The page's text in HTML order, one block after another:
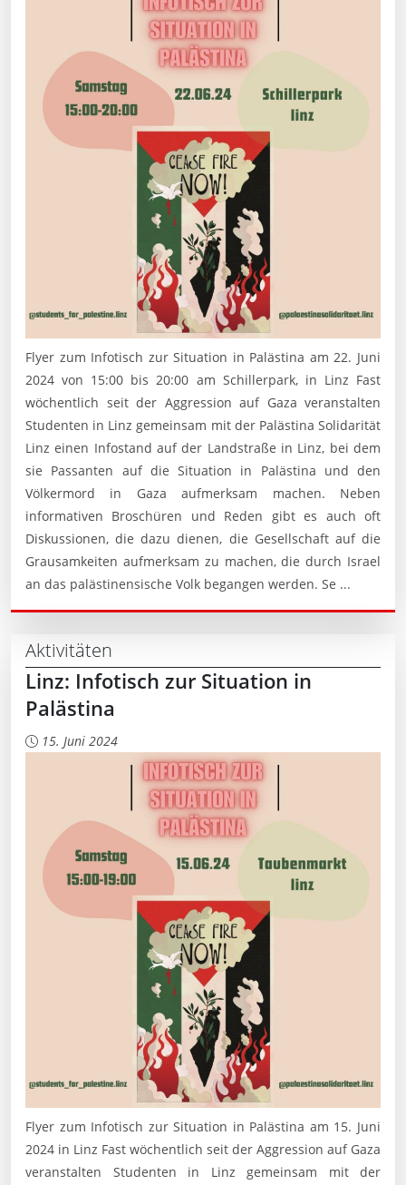
Flyer zum Infotisch zur Situation in Palästina am 22. Juni
2024 von 15:00 bis 20:00 am Schillerpark, in Linz Fast
wöchentlich seit der Aggression auf Gaza veranstalten
Studenten in Linz gemeinsam mit der Palästina Solidarität
Linz einen Infostand auf der Landstraße in Linz, bei dem
sie Passanten auf die Situation in Palästina und den
Völkermord in Gaza aufmerksam machen. Neben
informativen Broschüren und Reden gibt es auch oft
Diskussionen, die dazu dienen, die Gesellschaft auf die
Grausamkeiten aufmerksam zu machen, die durch Israel
an das palästinensische Volk begangen werden. Se ...
Aktivitäten
Linz: Infotisch zur Situation in
Palästina
15. Juni 2024
Flyer zum Infotisch zur Situation in Palästina am 15. Juni
2024 in Linz Fast wöchentlich seit der Aggression auf Gaza
veranstalten Studenten in Linz gemeinsam mit der